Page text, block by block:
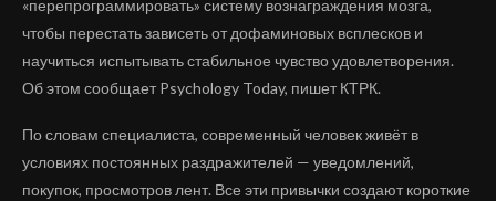
«перепрограммировать» систему вознаграждения мозга,
чтобы перестать зависеть от дофаминовых всплесков и
научиться испытывать стабильное чувство удовлетворения.
Об этом сообщает Psychology Today, пишет КТРК.
По словам специалиста, современный человек живёт в
условиях постоянных раздражителей — уведомлений,
покупок, просмотров лент. Все эти привычки создают короткие